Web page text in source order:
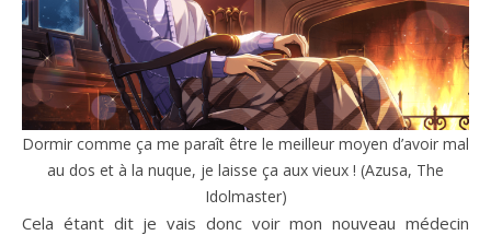
Dormir comme ça me paraît être le meilleur moyen d’avoir mal
au dos et à la nuque, je laisse ça aux vieux ! (Azusa, The
Idolmaster)
Cela étant dit je vais donc voir mon nouveau médecin